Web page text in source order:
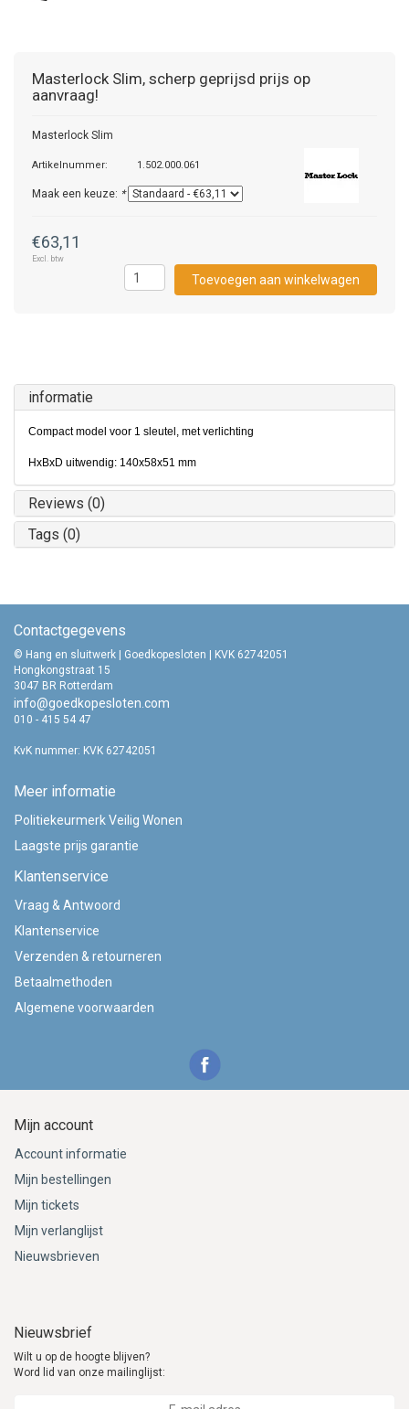
Masterlock Slim, scherp geprijsd prijs op
aanvraag!
Masterlock Slim
Artikelnummer: 1.502.000.061
Maak een keuze: *
€63,11
Excl. btw
Toevoegen aan winkelwagen
informatie
Compact model voor 1 sleutel, met verlichting
HxBxD uitwendig: 140x58x51 mm
Reviews (0)
Tags (0)
Contactgegevens
© Hang en sluitwerk | Goedkopesloten | KVK 62742051
Hongkongstraat 15
3047 BR Rotterdam
info@goedkopesloten.com
010 - 415 54 47
KvK nummer: KVK 62742051
Meer informatie
Politiekeurmerk Veilig Wonen
Laagste prijs garantie
Klantenservice
Vraag & Antwoord
Klantenservice
Verzenden & retourneren
Betaalmethoden
Algemene voorwaarden
Mijn account
Account informatie
Mijn bestellingen
Mijn tickets
Mijn verlanglijst
Nieuwsbrieven
Nieuwsbrief
Wilt u op de hoogte blijven?
Word lid van onze mailinglijst: